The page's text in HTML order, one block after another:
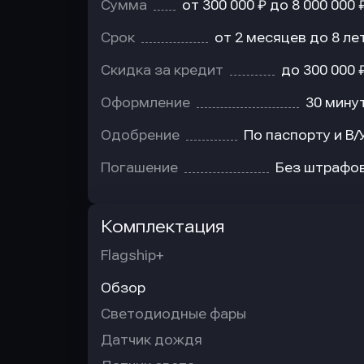
Сумма от 300 000 ₽ до 8 000 000
Срок от 2 месяцев до 8
Скидка за кредит до 300 000
Оформление 30
Одобрение По паспорту и В/
Погашение Без
Комплектация
Flagship+
Обзор
Светодиодные фары
Датчик дождя